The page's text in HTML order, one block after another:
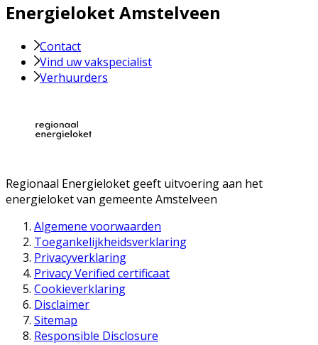
Energieloket Amstelveen
Contact
Vind uw vakspecialist
Verhuurders
Regionaal Energieloket geeft uitvoering aan het
energieloket van gemeente Amstelveen
Algemene voorwaarden
Toegankelijkheidsverklaring
Privacyverklaring
Privacy Verified certificaat
Cookieverklaring
Disclaimer
Sitemap
Responsible Disclosure